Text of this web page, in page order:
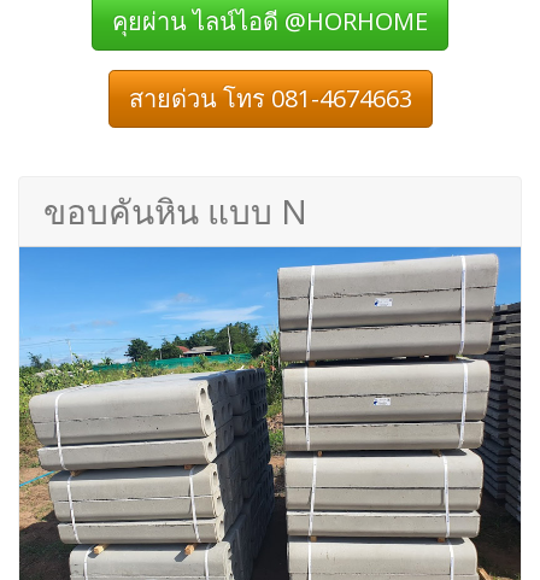
คุยผ่าน ไลน์ไอดี @HORHOME
สายด่วน โทร 081-4674663
ขอบคันหิน แบบ N